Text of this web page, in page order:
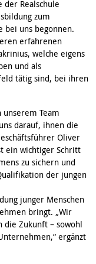
der Realschule
zum
uns begonnen.
erfahrenen
welche eigens
und als
tätig sind, bei ihren
unserem Team
darauf, ihnen die
Oliver
ein wichtiger Schritt
zu sichern und
der jungen
junger Menschen
bringt. „Wir
die Zukunft – sowohl
ergänzt